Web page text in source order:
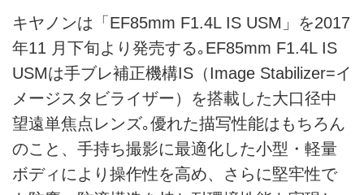
キヤノンは「EF85mm F1.4L IS USM」を2017
年11 月下旬より発売する｡EF85mm F1.4L IS
USMは手ブレ補正機構IS（Image Stabilizer=イ
メージスタビライザー）を搭載した大口径中
望遠単焦点レンズ｡優れた描写性能はもちろん
のこと、手持ち撮影に最適化した小型・軽量
ボディにより操作性を高め、さらに堅牢性で